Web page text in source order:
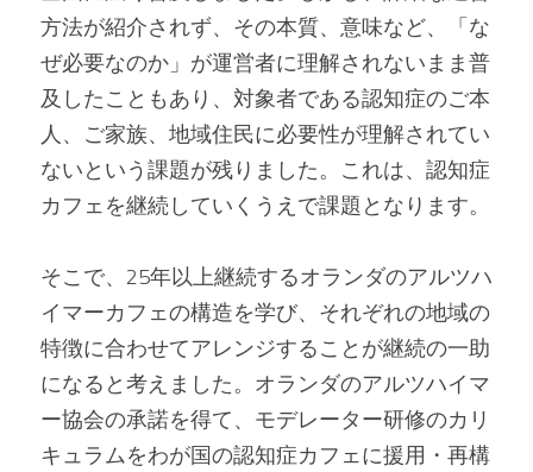
方法が紹介されず、その本質、意味など、「な
ぜ必要なのか」が運営者に理解されないまま普
及したこともあり、対象者である認知症のご本
人、ご家族、地域住民に必要性が理解されてい
ないという課題が残りました。これは、認知症
カフェを継続していくうえで課題となります。
そこで、25年以上継続するオランダのアルツハ
イマーカフェの構造を学び、それぞれの地域の
特徴に合わせてアレンジすることが継続の一助
になると考えました。オランダのアルツハイマ
ー協会の承諾を得て、モデレーター研修のカリ
キュラムをわが国の認知症カフェに援用・再構